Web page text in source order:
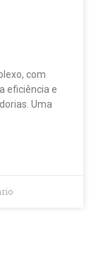
com
eficiência e
Uma